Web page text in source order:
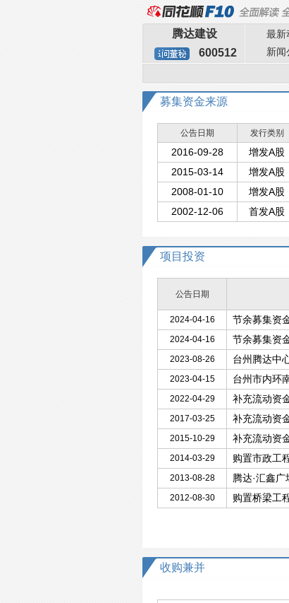
腾达建设
600512
最新
新闻
募集资金来源
公告日期 发行类别
2016-09-28 增发A股
2015-03-14
增发A股
2008-01-10
增发A股
2002-12-06
首发A股
项目投资
公告日期
2024-04-16
节余募集资
2024-04-16 节余募集资
2023-08-26 台州腾达中
2023-04-15 台州市内环
2022-04-29 补充流动资
2017-03-25 补充流动资
2015-10-29 补充流动资
2014-03-29 购置市政工
2013-08-28 腾达·汇鑫广
2012-08-30 购置桥梁工
收购兼并